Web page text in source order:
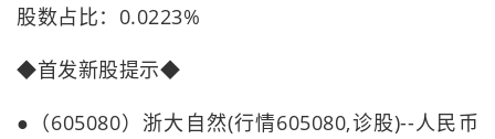
股数占比：0.0223%
◆首发新股提示◆
●（605080）浙大自然(行情605080,诊股)--人民币